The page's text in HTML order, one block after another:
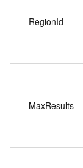
RegionId
MaxResults